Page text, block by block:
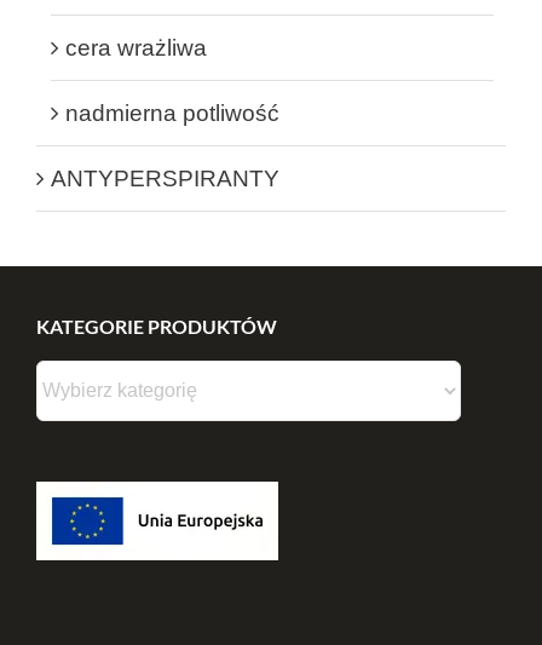
cera wrażliwa
nadmierna potliwość
ANTYPERSPIRANTY
KATEGORIE PRODUKTÓW